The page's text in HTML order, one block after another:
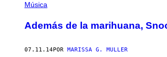
Música
Además de la marihuana,
07.11.14POR MARISSA G. MULLER